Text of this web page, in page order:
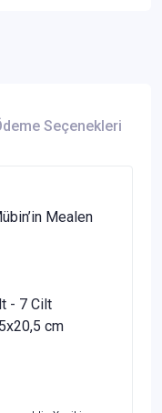
Seçenekleri
Mealen
- 7 Cilt
cm